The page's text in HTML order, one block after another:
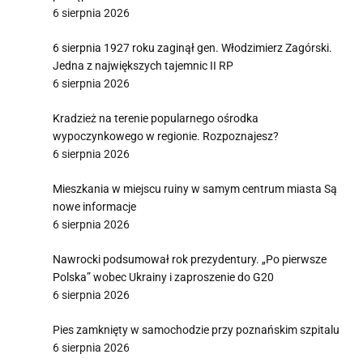
6 sierpnia 2026
6 sierpnia 1927 roku zaginął gen. Włodzimierz Zagórski.
Jedna z największych tajemnic II RP
6 sierpnia 2026
Kradzież na terenie popularnego ośrodka
wypoczynkowego w regionie. Rozpoznajesz?
6 sierpnia 2026
Mieszkania w miejscu ruiny w samym centrum miasta Są
nowe informacje
6 sierpnia 2026
Nawrocki podsumował rok prezydentury. „Po pierwsze
Polska” wobec Ukrainy i zaproszenie do G20
6 sierpnia 2026
Pies zamknięty w samochodzie przy poznańskim szpitalu
6 sierpnia 2026